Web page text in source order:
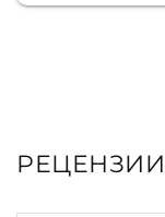
РЕЦЕНЗИИ